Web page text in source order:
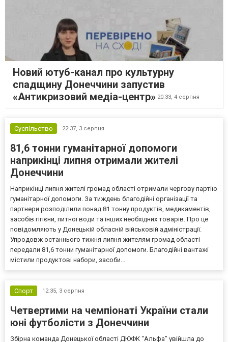
Новий ютуб-канал про культурну
спадщину Донеччини запустив
«Антикризовий медіа-центр» 20:33, 4 серпня
Суспільство 22:37, 3 серпня
81,6 тонни гуманітарної допомоги
наприкінці липня отримали жителі
Донеччини
Наприкінці липня жителі громад області отримали чергову партію
гуманітарної допомоги. За тиждень благодійні організації та
партнери розподілили понад 81 тонну продуктів, медикаментів,
засобів гігієни, питної води та інших необхідних товарів. Про це
повідомляють у Донецькій обласній військовій адміністрації.
Упродовж останнього тижня липня жителям громад області
передали 81,6 тонни гуманітарної допомоги. Благодійні вантажі
містили продуктові набори, засоби...
Спорт 12:35, 3 серпня
Четвертими на чемпіонаті України стали
юні футболісти з Донеччини
Збірна команда Донецької області ДЮФК “Альфа” увійшла до